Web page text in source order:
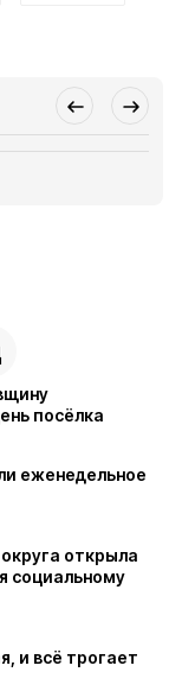
посёлка
еженедельное
открыла
социальному
и всё трогает